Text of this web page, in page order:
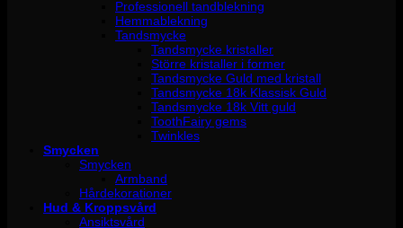
Professionell tandblekning
Hemmablekning
Tandsmycke
Tandsmycke kristaller
Större kristaller i former
Tandsmycke Guld med kristall
Tandsmycke 18k Klassisk Guld
Tandsmycke 18k Vitt guld
ToothFairy gems
Twinkles
Smycken
Smycken
Armband
Hårdekorationer
Hud & Kroppsvård
Ansiktsvård